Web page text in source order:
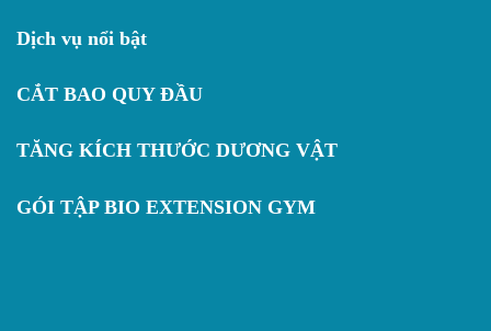
Dịch vụ nổi bật
CẮT BAO QUY ĐẦU
TĂNG KÍCH THƯỚC DƯƠNG VẬT
GÓI TẬP BIO EXTENSION GYM